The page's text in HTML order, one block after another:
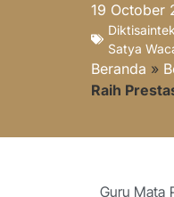
19 October
Satya
Beranda »
Raih
Guru Mata